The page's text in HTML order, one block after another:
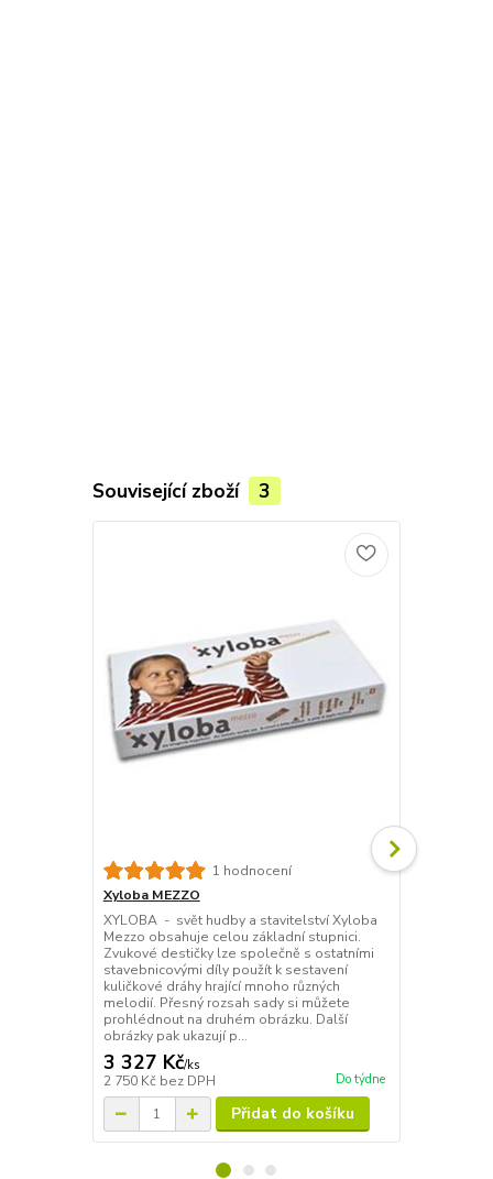
Související zboží 3
1 hodnocení
Xyloba MEZZO
XYLOBA - svět hudby a stavitelství Xyloba
Mezzo obsahuje celou základní stupnici.
Zvukové destičky lze společně s ostatními
stavebnicovými díly použít k sestavení
kuličkové dráhy hrající mnoho různých
melodií. Přesný rozsah sady si můžete
prohlédnout na druhém obrázku. Další
obrázky pak ukazují p...
3 327 Kč/ks
2 750 Kč bez DPH Do týdne
Přidat do košíku
Xyloba